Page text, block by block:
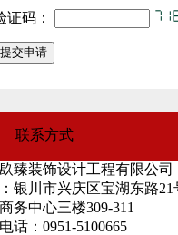
证码：
联系方式
臻装饰设计工程有限公司
银川市兴庆区宝湖东路21
务中心三楼309-311
话：0951-5100665